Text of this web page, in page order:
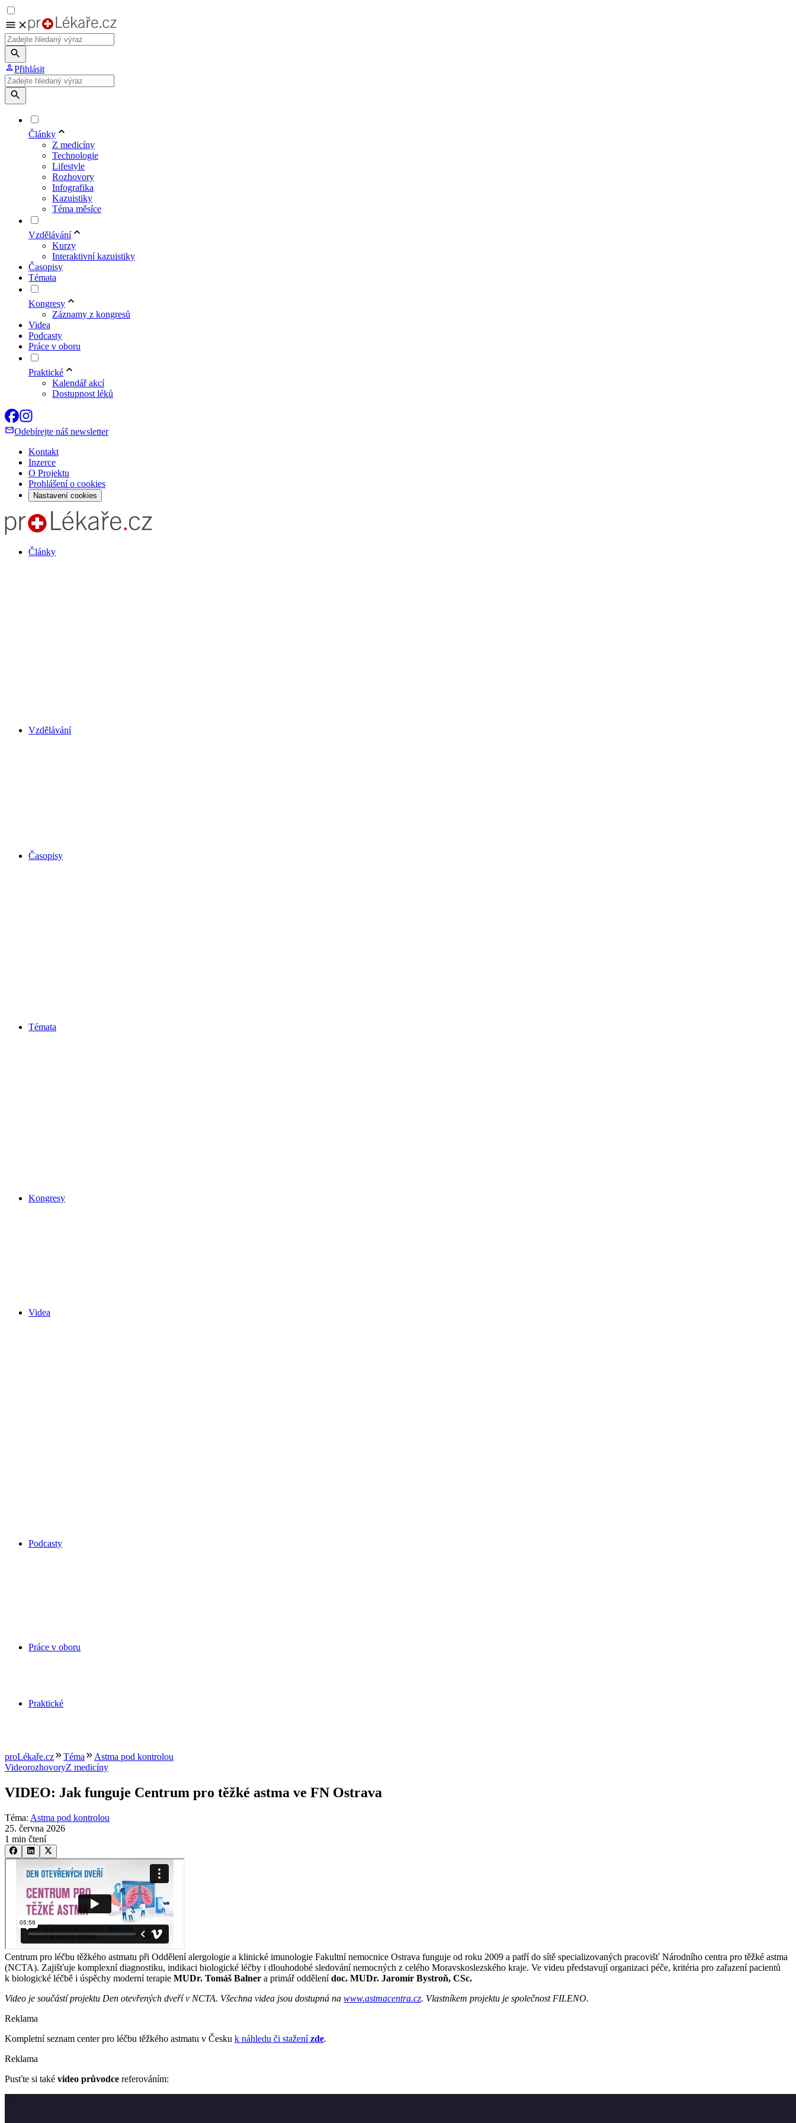
Přihlásit
Články
Z medicíny
Technologie
Lifestyle
Rozhovory
Infografika
Kazuistiky
Téma měsíce
Vzdělávání
Kurzy
Interaktivní kazuistiky
Časopisy
Témata
Kongresy
Záznamy z kongresů
Videa
Podcasty
Práce v oboru
Praktické
Kalendář akcí
Dostupnost léků
Odebírejte náš newsletter
Kontakt
Inzerce
O Projektu
Prohlášení o cookies
Nastavení cookies
Články
Vzdělávání
Časopisy
Témata
Kongresy
Videa
Podcasty
Práce v oboru
Praktické
proLékaře.cz Téma
Astma pod kontrolou
VideorozhovoryZ medicíny
VIDEO: Jak funguje Centrum pro těžké astma ve FN Ostrava
Téma: Astma pod kontrolou
25. června 2026
1 min čtení
Centrum pro léčbu těžkého astmatu při Oddělení alergologie a klinické imunologie Fakultní nemocnice Ostrava funguje od roku 2009 a patří do sítě specializovaných pracovišť Národního centra pro těžké astma
(NCTA). Zajišťuje komplexní diagnostiku, indikaci biologické léčby i dlouhodobé sledování nemocných z celého Moravskoslezského kraje. Ve videu představují organizaci péče, kritéria pro zařazení pacientů
k biologické léčbě i úspěchy moderní terapie MUDr. Tomáš Balner a primář oddělenídoc. MUDr. Jaromír Bystroň, CSc.
Video je součástí projektu Den otevřených dveří v NCTA. Všechna videa jsou dostupná na www.astmacentra.cz. Vlastníkem projektu je společnost FILENO.
Reklama
Kompletní seznam center pro léčbu těžkého astmatu v Česku k náhledu či staženízde.
Reklama
Pusťte si také video průvodce referováním: